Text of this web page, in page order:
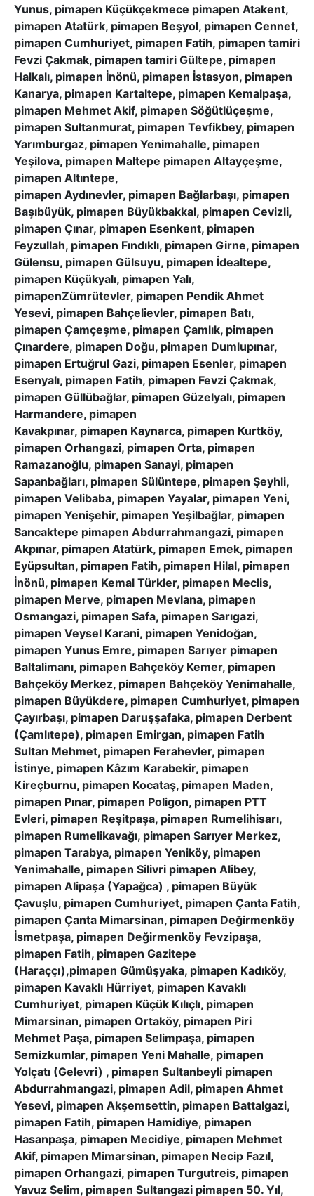
Yunus, pimapen Küçükçekmece pimapen Atakent,
pimapen Atatürk, pimapen Beşyol, pimapen Cennet,
pimapen Cumhuriyet, pimapen Fatih, pimapen tamiri
Fevzi Çakmak, pimapen tamiri Gültepe, pimapen
Halkalı, pimapen İnönü, pimapen İstasyon, pimapen
Kanarya, pimapen Kartaltepe, pimapen Kemalpaşa,
pimapen Mehmet Akif, pimapen Söğütlüçeşme,
pimapen Sultanmurat, pimapen Tevfikbey, pimapen
Yarımburgaz, pimapen Yenimahalle, pimapen
Yeşilova, pimapen Maltepe pimapen Altayçeşme,
pimapen Altıntepe,
pimapen Aydınevler, pimapen Bağlarbaşı, pimapen
Başıbüyük, pimapen Büyükbakkal, pimapen Cevizli,
pimapen Çınar, pimapen Esenkent, pimapen
Feyzullah, pimapen Fındıklı, pimapen Girne, pimapen
Gülensu, pimapen Gülsuyu, pimapen İdealtepe,
pimapen Küçükyalı, pimapen Yalı,
pimapenZümrütevler, pimapen Pendik Ahmet
Yesevi, pimapen Bahçelievler, pimapen Batı,
pimapen Çamçeşme, pimapen Çamlık, pimapen
Çınardere, pimapen Doğu, pimapen Dumlupınar,
pimapen Ertuğrul Gazi, pimapen Esenler, pimapen
Esenyalı, pimapen Fatih, pimapen Fevzi Çakmak,
pimapen Güllübağlar, pimapen Güzelyalı, pimapen
Harmandere, pimapen
Kavakpınar, pimapen Kaynarca, pimapen Kurtköy,
pimapen Orhangazi, pimapen Orta, pimapen
Ramazanoğlu, pimapen Sanayi, pimapen
Sapanbağları, pimapen Sülüntepe, pimapen Şeyhli,
pimapen Velibaba, pimapen Yayalar, pimapen Yeni,
pimapen Yenişehir, pimapen Yeşilbağlar, pimapen
Sancaktepe pimapen Abdurrahmangazi, pimapen
Akpınar, pimapen Atatürk, pimapen Emek, pimapen
Eyüpsultan, pimapen Fatih, pimapen Hilal, pimapen
İnönü, pimapen Kemal Türkler, pimapen Meclis,
pimapen Merve, pimapen Mevlana, pimapen
Osmangazi, pimapen Safa, pimapen Sarıgazi,
pimapen Veysel Karani, pimapen Yenidoğan,
pimapen Yunus Emre, pimapen Sarıyer pimapen
Baltalimanı, pimapen Bahçeköy Kemer, pimapen
Bahçeköy Merkez, pimapen Bahçeköy Yenimahalle,
pimapen Büyükdere, pimapen Cumhuriyet, pimapen
Çayırbaşı, pimapen Daruşşafaka, pimapen Derbent
(Çamlıtepe), pimapen Emirgan, pimapen Fatih
Sultan Mehmet, pimapen Ferahevler, pimapen
İstinye, pimapen Kâzım Karabekir, pimapen
Kireçburnu, pimapen Kocataş, pimapen Maden,
pimapen Pınar, pimapen Poligon, pimapen PTT
Evleri, pimapen Reşitpaşa, pimapen Rumelihisarı,
pimapen Rumelikavağı, pimapen Sarıyer Merkez,
pimapen Tarabya, pimapen Yeniköy, pimapen
Yenimahalle, pimapen Silivri pimapen Alibey,
pimapen Alipaşa (Yapağca) , pimapen Büyük
Çavuşlu, pimapen Cumhuriyet, pimapen Çanta Fatih,
pimapen Çanta Mimarsinan, pimapen Değirmenköy
İsmetpaşa, pimapen Değirmenköy Fevzipaşa,
pimapen Fatih, pimapen Gazitepe
(Haraççı),pimapen Gümüşyaka, pimapen Kadıköy,
pimapen Kavaklı Hürriyet, pimapen Kavaklı
Cumhuriyet, pimapen Küçük Kılıçlı, pimapen
Mimarsinan, pimapen Ortaköy, pimapen Piri
Mehmet Paşa, pimapen Selimpaşa, pimapen
Semizkumlar, pimapen Yeni Mahalle, pimapen
Yolçatı (Gelevri) , pimapen Sultanbeyli pimapen
Abdurrahmangazi, pimapen Adil, pimapen Ahmet
Yesevi, pimapen Akşemsettin, pimapen Battalgazi,
pimapen Fatih, pimapen Hamidiye, pimapen
Hasanpaşa, pimapen Mecidiye, pimapen Mehmet
Akif, pimapen Mimarsinan, pimapen Necip Fazıl,
pimapen Orhangazi, pimapen Turgutreis, pimapen
Yavuz Selim, pimapen Sultangazi pimapen 50. Yıl,